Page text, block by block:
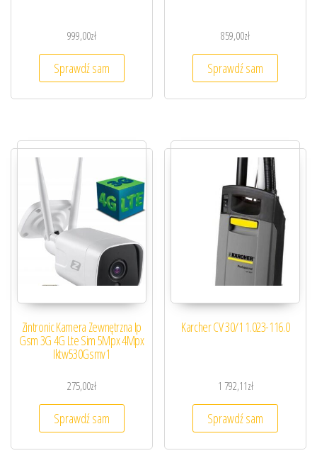
999,00zł
Sprawdź sam
859,00zł
Sprawdź sam
Zintronic Kamera Zewnętrzna Ip
Gsm 3G 4G Lte Sim 5Mpx 4Mpx
Iktw530Gsmv1
275,00zł
Sprawdź sam
Karcher CV 30/1 1.023-116.0
1 792,11zł
Sprawdź sam